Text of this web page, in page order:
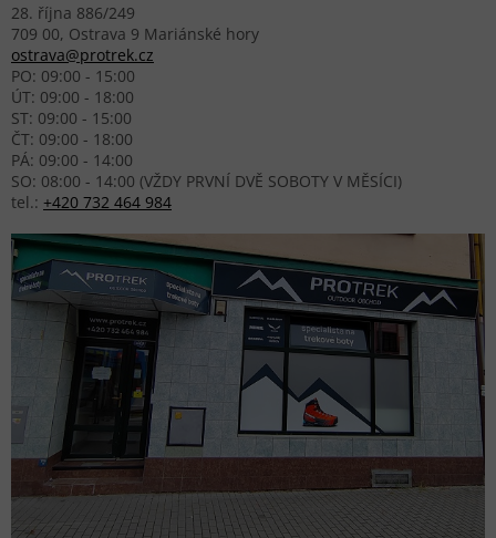
28. října 886/249
709 00, Ostrava 9 Mariánské hory
ostrava@protrek.cz
PO: 09:00 - 15:00
ÚT: 09:00 - 18:00
ST: 09:00 - 15:00
ČT: 09:00 - 18:00
PÁ: 09:00 - 14:00
SO: 08:00 - 14:00 (VŽDY PRVNÍ DVĚ SOBOTY V MĚSÍCI)
tel.: +420 732 464 984